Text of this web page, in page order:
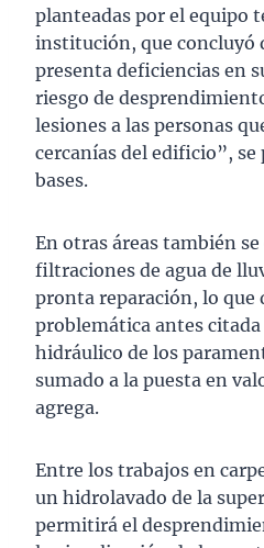
planteadas por el equipo
institución, que concluyó
presenta deficiencias en
riesgo de
lesiones a las personas
cercanías del edificio”, se
bases.
En otras áreas también
filtraciones de agua de
pronta reparación, lo que
problemática antes
hidráulico de los
sumado a la puesta en
agrega.
Entre los trabajos en
un hidrolavado de la
permitirá el